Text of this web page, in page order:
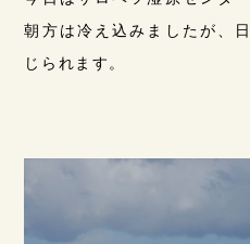
朝方は冷え込みましたが、
じられます。